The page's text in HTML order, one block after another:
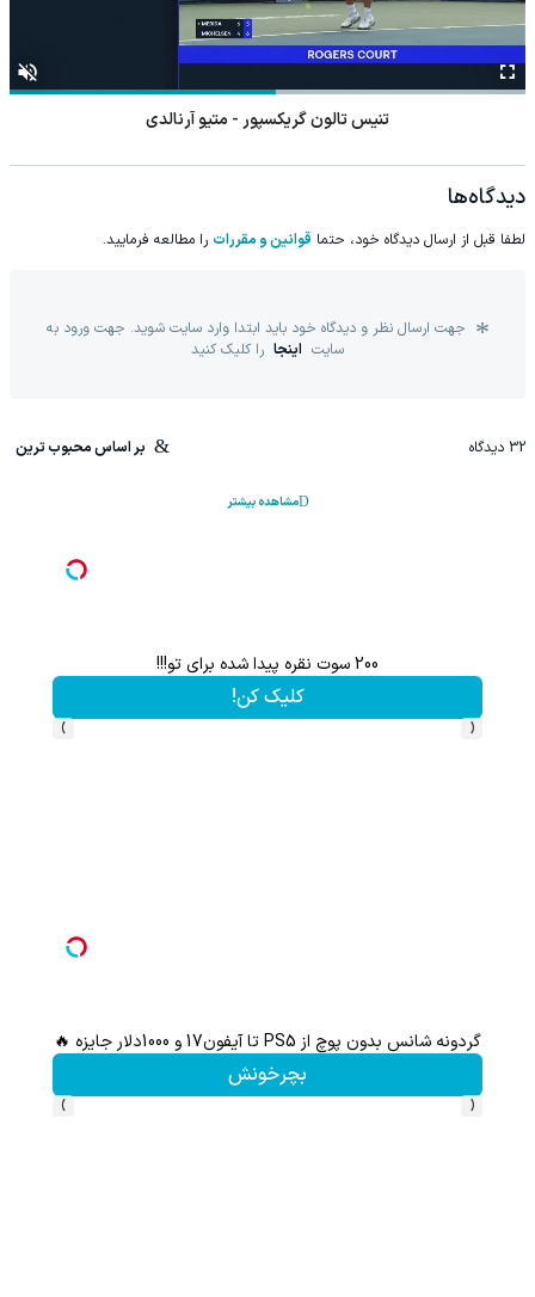
تنیس تالون گریکسپور - متیو آرنالدی
دیدگاه‌ها
لطفا قبل از ارسال دیدگاه خود، حتما قوانین و مقررات را مطالعه فرمایید.
جهت ارسال نظر و دیدگاه خود باید ابتدا وارد سایت شوید. جهت ورود به
سایت اینجا را کلیک کنید
32 دیدگاه بر اساس محبوب ترین
مشاهده بیشتر
200 سوت نقره پیدا شده برای تو!!!
کلیک کن!
‹
›
گردونه شانس بدون پوچ از PS5 تا آیفون17 و 1000دلار جایزه 🔥
بچرخونش
‹
›